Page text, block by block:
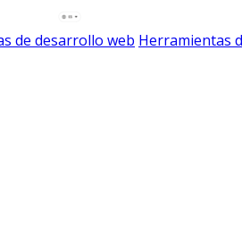
de desarrollo web Herramientas